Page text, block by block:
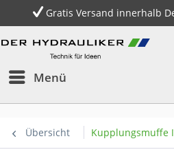
Deutschlands ab 150,- €
Menü
Übersicht Kupplungsmuffe